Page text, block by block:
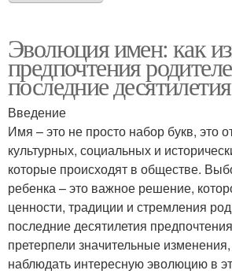
Эволюция имен: как
предпочтения
последние десятилетия
Введение
Имя – это не просто набор букв, это
культурных, социальных и
которые происходят в обществе.
ребенка – это важное решение,
ценности, традиции и стремления
последние десятилетия
претерпели значительные
наблюдать интересную эволюцию в